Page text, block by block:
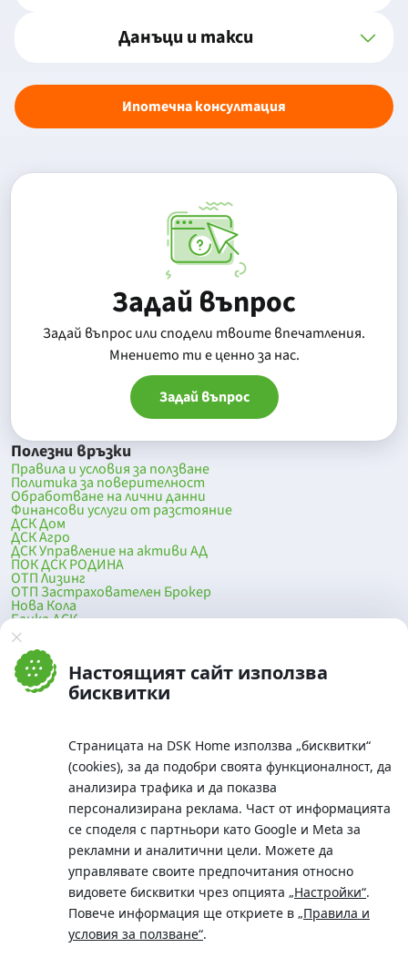
Настоящият сайт използва
бисквитки
Страницата на DSK Home използва „бисквитки“
(cookies), за да подобри своята функционалност, да
анализира трафика и да показва
персонализирана реклама. Част от информацията
се споделя с партньори като Google и Meta за
рекламни и аналитични цели. Можете да
управлявате своите предпочитания относно
видовете бисквитки чрез опцията „Настройки“.
Повече информация ще откриете в „Правила и
условия за ползване“.
Данъци и такси
Ипотечна консултация
Задай въпрос
Задай въпрос или сподели твоите впечатления.
Mнението ти е ценно за нас.
Задай въпрос
Полезни връзки
Правила и условия за ползване
Политика за поверителност
Обработване на лични данни
Финансови услуги от разстояние
ДСК Дом
ДСК Агро
ДСК Управление на активи АД
ПОК ДСК РОДИНА
ОТП Лизинг
ОТП Застрахователен Брокер
Нова Кола
Банка ДСК
DSK Mobile
Оферти за продажба от Банка ДСК
Клонова мрежа и банкомати
До началото на страницата
Телефон:
0700 10 375 / *2375
Московска No.19 / ул. Г. Бенковски No. 5, София 1036
SWIFT/BIC: